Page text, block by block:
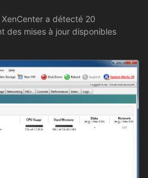
a détecté 20
des mises à jour disponibles